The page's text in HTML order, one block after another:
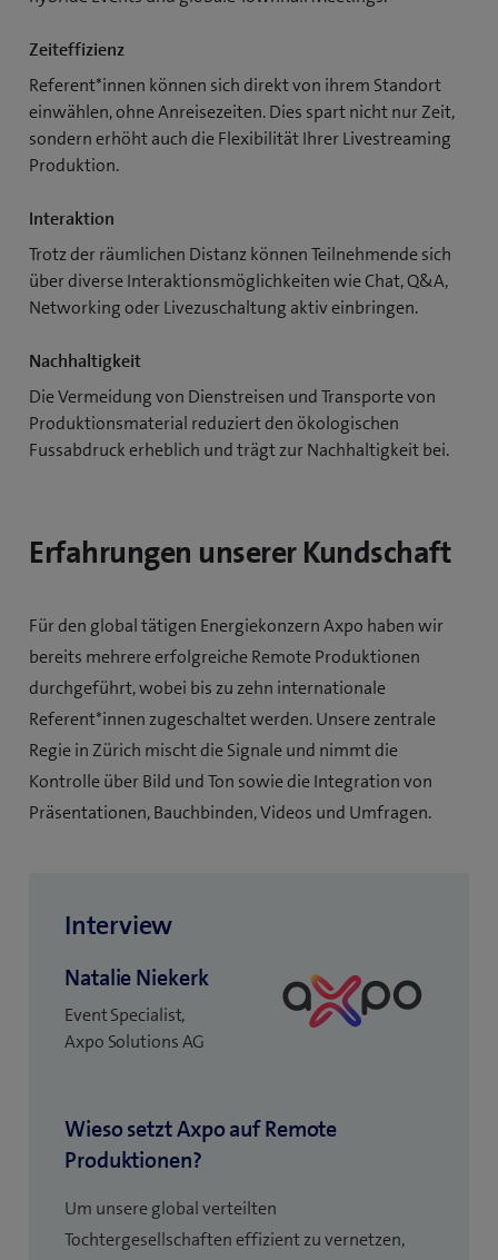
Zeiteffizienz
Referent*innen können sich direkt von ihrem Standort
einwählen, ohne Anreisezeiten. Dies spart nicht nur Zeit,
sondern erhöht auch die Flexibilität Ihrer Livestreaming
Produktion.
Interaktion
Trotz der räumlichen Distanz können Teilnehmende sich
über diverse Interaktionsmöglichkeiten wie Chat, Q&A,
Networking oder Livezuschaltung aktiv einbringen.
Nachhaltigkeit
Die Vermeidung von Dienstreisen und Transporte von
Produktionsmaterial reduziert den ökologischen
Fussabdruck erheblich und trägt zur Nachhaltigkeit bei.
Erfahrungen unserer Kundschaft
Für den global tätigen Energiekonzern Axpo haben wir
bereits mehrere erfolgreiche Remote Produktionen
durchgeführt, wobei bis zu zehn internationale
Referent*innen zugeschaltet werden. Unsere zentrale
Regie in Zürich mischt die Signale und nimmt die
Kontrolle über Bild und Ton sowie die Integration von
Präsentationen, Bauchbinden, Videos und Umfragen.
Interview
Natalie Niekerk
Event Specialist,
Axpo Solutions AG
Wieso setzt Axpo auf Remote
Produktionen?
Um unsere global verteilten
Tochtergesellschaften effizient zu vernetzen,